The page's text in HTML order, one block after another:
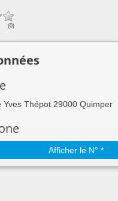
(0)
Yves Thépot 29000 Quimper
Afficher le N° *